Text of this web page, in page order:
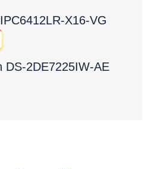
X16-VG
DS-2DE7225IW-AE